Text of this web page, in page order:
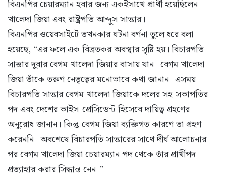
বিএনপির চেয়ারম্যান হবার জন্য একইসাথে প্রার্থী হয়েছিলেন
খালেদা জিয়া এবং রাষ্ট্রপতি আব্দুস সাত্তার।
বিএনপির ওয়েবসাইটে তখনকার ঘটনা বর্ণনা তুলে ধরে বলা
হয়েছে, “এর ফলে এক বিব্রতকর অবস্থার সৃষ্টি হয়। বিচারপতি
সাত্তার দুবার বেগম খালেদা জিয়ার বাসায় যান। বেগম খালেদা
জিয়া তাঁকে তরুণ নেতৃত্বের মনোভাবে কথা জানান। এসময়
বিচারপতি সাত্তার বেগম খালেদা জিয়াকে দলের সহ-সভাপতির
পদ এবং দেশের ভাইস-প্রেসিডেন্ট হিসেবে দায়িত্ব গ্রহণের
অনুরোধ জানান। কিন্তু বেগম জিয়া ব্যক্তিগত কারণে তা গ্রহণ
করেননি। অবশেষে বিচারপতি সাত্তারের সাথে দীর্ঘ আলোচনার
পর বেগম খালেদা জিয়া চেয়ারম্যান পদ থেকে তাঁর প্রার্থীপদ
প্রত্যাহার করার সিদ্ধান্ত নেন।”